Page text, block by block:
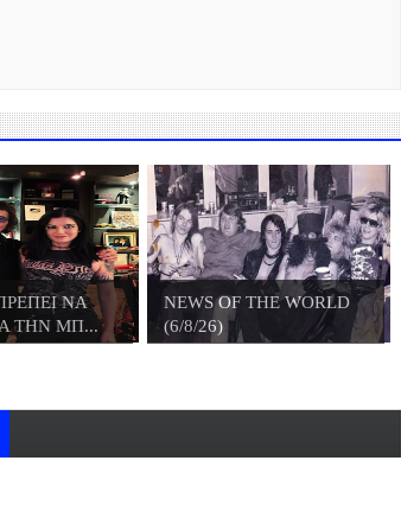
ΝΑ
ΤΗΝ ΜΠ...
NEWS OF THE WORLD
(6/8/26)